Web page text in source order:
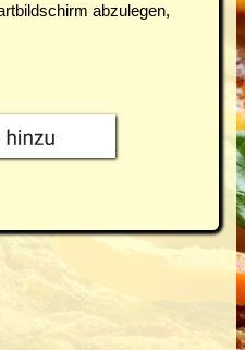
abzulegen,